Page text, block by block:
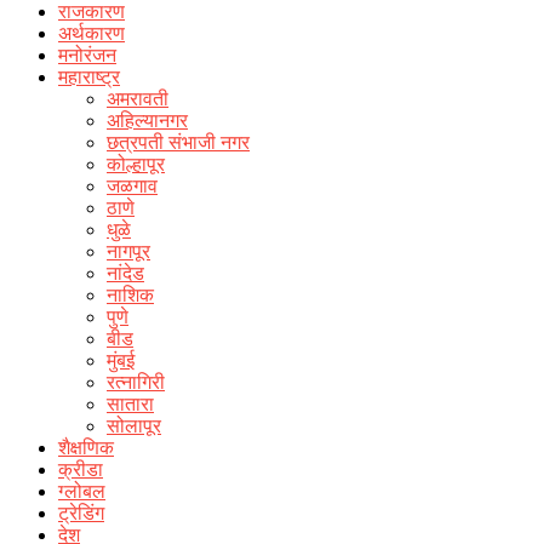
राजकारण
अर्थकारण
मनोरंजन
महाराष्ट्र
अमरावती
अहिल्यानगर
छत्रपती संभाजी नगर
कोल्हापूर
जळगाव
ठाणे
धुळे
नागपूर
नांदेड
नाशिक
पुणे
बीड
मुंबई
रत्नागिरी
सातारा
सोलापूर
शैक्षणिक
क्रीडा
ग्लोबल
ट्रेडिंग
देश